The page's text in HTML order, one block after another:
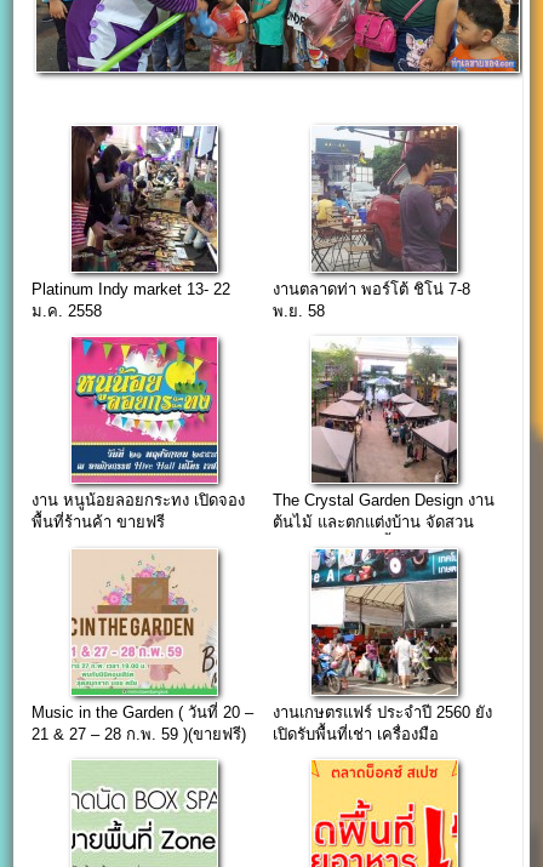
Platinum Indy market 13- 22
ม.ค. 2558
งานตลาดท่า พอร์โต้ ชิโน่ 7-8
พ.ย. 58
งาน หนูน้อยลอยกระทง เปิดจอง
พื้นที่ร้านค้า ขายฟรี
The Crystal Garden Design งาน
ต้นไม้ และตกแต่งบ้าน จัดสวน
Music in the Garden ( วันที่ 20 –
21 & 27 – 28 ก.พ. 59 )(ขายฟรี)
งานเกษตรแฟร์ ประจำปี 2560 ยัง
เปิดรับพื้นที่เช่า เครื่องมือ